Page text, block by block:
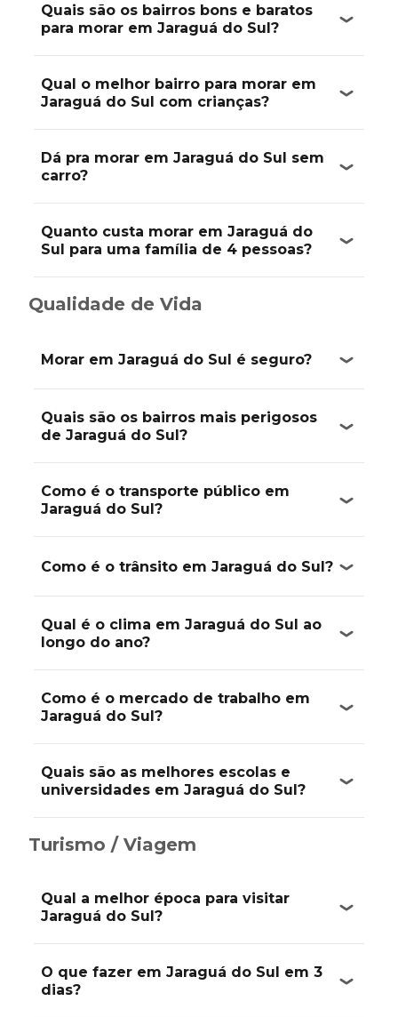
Quais são os bairros bons e baratos
para morar em Jaraguá do Sul?
Qual o melhor bairro para morar em
Jaraguá do Sul com crianças?
Dá pra morar em Jaraguá do Sul sem
carro?
Quanto custa morar em Jaraguá do
Sul para uma família de 4 pessoas?
Qualidade de Vida
Morar em Jaraguá do Sul é seguro?
Quais são os bairros mais perigosos
de Jaraguá do Sul?
Como é o transporte público em
Jaraguá do Sul?
Como é o trânsito em Jaraguá do Sul?
Qual é o clima em Jaraguá do Sul ao
longo do ano?
Como é o mercado de trabalho em
Jaraguá do Sul?
Quais são as melhores escolas e
universidades em Jaraguá do Sul?
Turismo / Viagem
Qual a melhor época para visitar
Jaraguá do Sul?
O que fazer em Jaraguá do Sul em 3
dias?